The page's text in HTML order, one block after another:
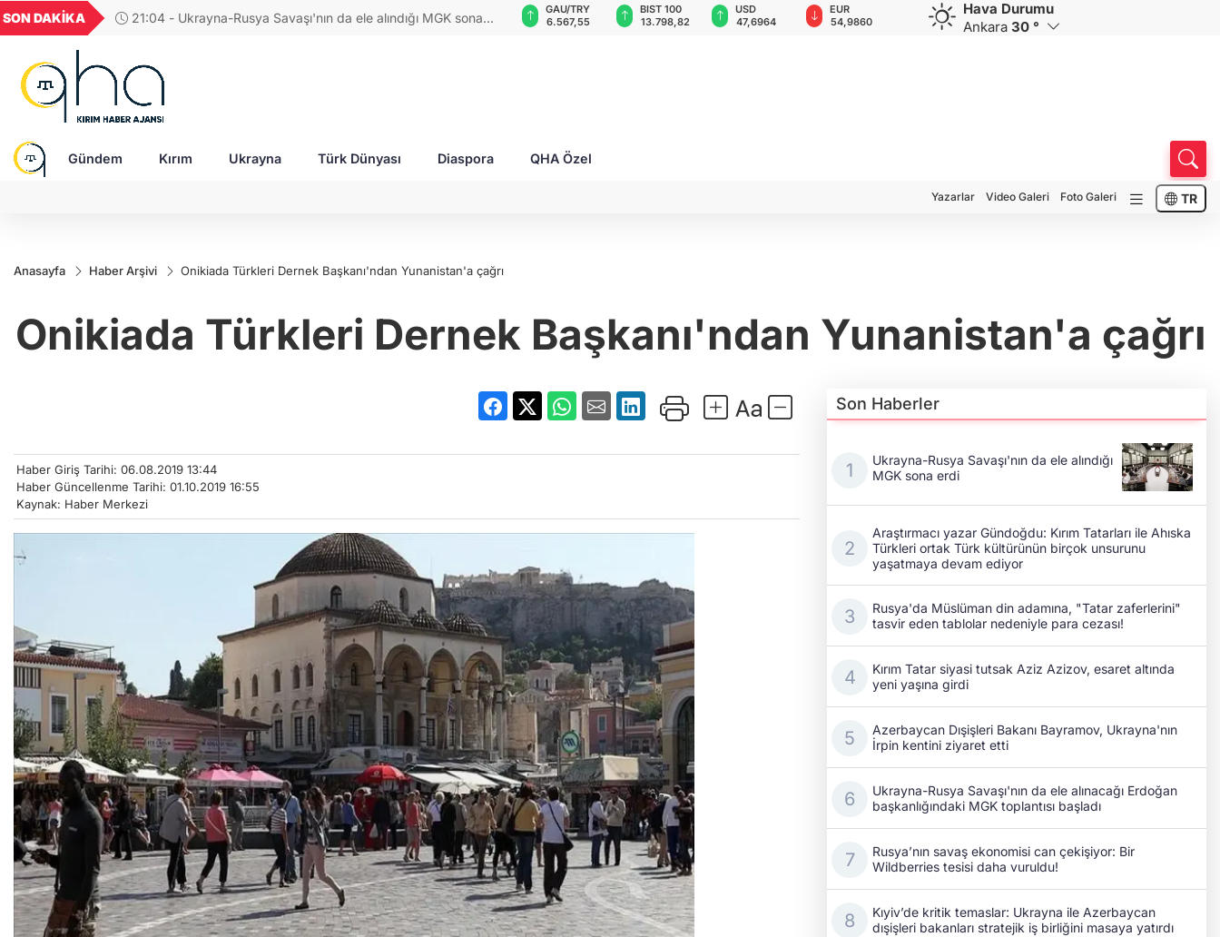
SON DAKİKA
17:38 - Araştırmacı yazar Gündoğdu: Kırım Tatarları ile Ahıska
GEL
18,2395
16,2343
27,9743
0,0018
6.567,55
BIST 100
13.798,82
USD
47,6964
EUR
54,9860
GBP
64,2050
CHF
58,6959
CAD
33,9959
Hava Durumu
Ankara 30 °
Gündem Kırım Ukrayna Türk Dünyası Diaspora QHA Özel
Yazarlar Video Galeri Foto Galeri TR
Anasayfa Haber Arşivi Onikiada Türkleri Dernek Başkanı'ndan Yunanistan'a çağrı
Onikiada Türkleri Dernek Başkanı'ndan Yunanistan'a çağrı
Haber Giriş Tarihi: 06.08.2019 13:44
Haber Güncellenme Tarihi: 01.10.2019 16:55
Kaynak: Haber Merkezi
Son Haberler
Ukrayna-Rusya Savaşı'nın da ele alındığı
MGK sona erdi
Araştırmacı yazar Gündoğdu: Kırım Tatarları ile Ahıska
Türkleri ortak Türk kültürünün birçok unsurunu
yaşatmaya devam ediyor
Rusya'da Müslüman din adamına, "Tatar zaferlerini"
tasvir eden tablolar nedeniyle para cezası!
Kırım Tatar siyasi tutsak Aziz Azizov, esaret altında
yeni yaşına girdi
Azerbaycan Dışişleri Bakanı Bayramov, Ukrayna'nın
İrpin kentini ziyaret etti
Ukrayna-Rusya Savaşı'nın da ele alınacağı Erdoğan
başkanlığındaki MGK toplantısı başladı
Rusya’nın savaş ekonomisi can çekişiyor: Bir
Wildberries tesisi daha vuruldu!
Kıyiv’de kritik temaslar: Ukrayna ile Azerbaycan
dışişleri bakanları stratejik iş birliğini masaya yatırdı